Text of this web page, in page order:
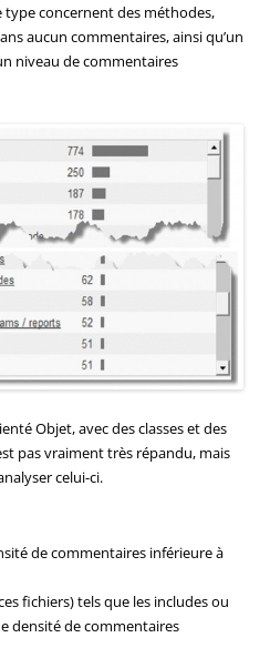
type concernent des méthodes,
aucun commentaires, ainsi qu’un
niveau de commentaires
Objet, avec des classes et des
pas vraiment très répandu, mais
celui-ci.
de commentaires inférieure à
fichiers) tels que les includes ou
densité de commentaires